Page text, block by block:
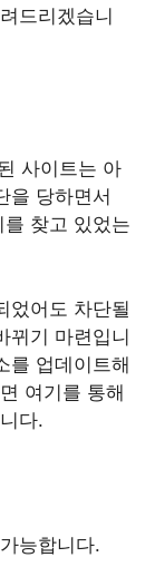
드리겠습니
사이트는 아
을 당하면서
찾고 있었는
었어도 차단될
뀌기 마련입니
를 업데이트해
여기를 통해
다.
능합니다.